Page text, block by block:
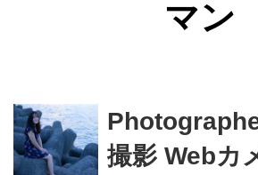
マン
撮影 Webカ